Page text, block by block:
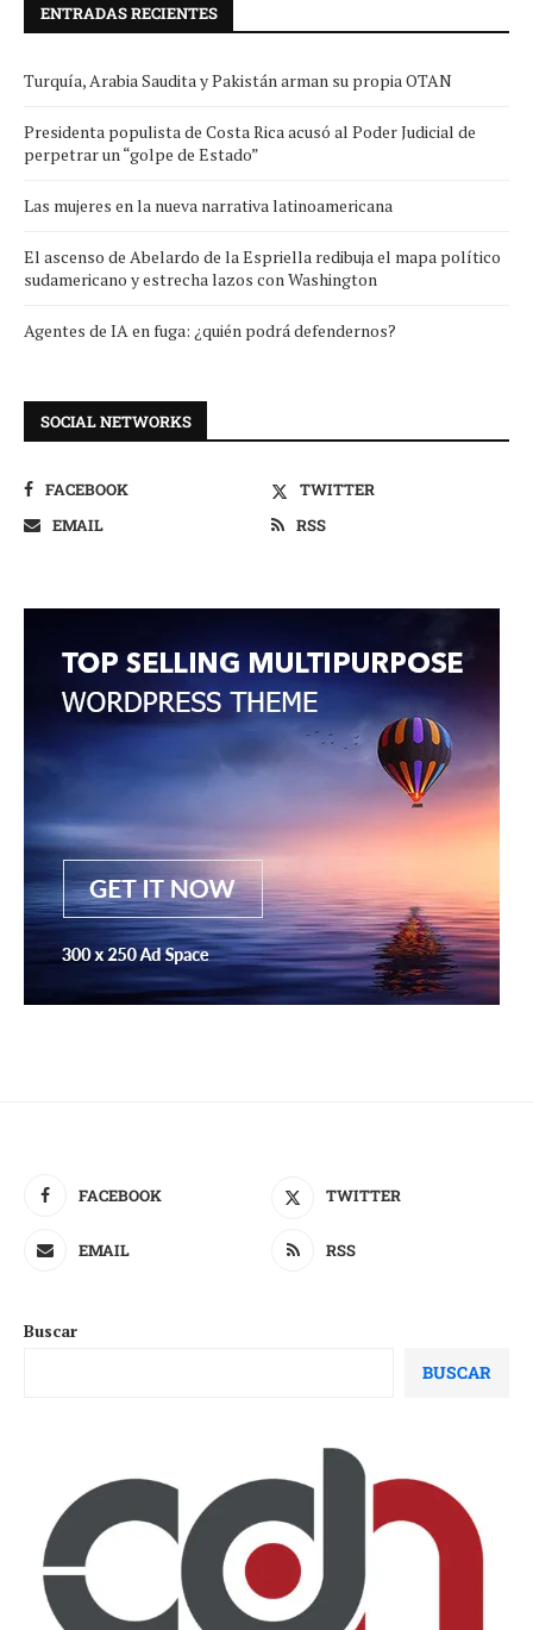
ENTRADAS RECIENTES
Turquía, Arabia Saudita y Pakistán arman su propia OTAN
Presidenta populista de Costa Rica acusó al Poder Judicial de
perpetrar un “golpe de Estado”
Las mujeres en la nueva narrativa latinoamericana
El ascenso de Abelardo de la Espriella redibuja el mapa político
sudamericano y estrecha lazos con Washington
Agentes de IA en fuga: ¿quién podrá defendernos?
SOCIAL NETWORKS
FACEBOOK
TWITTER
EMAIL
RSS
FACEBOOK TWITTER
EMAIL RSS
Buscar
BUSCAR